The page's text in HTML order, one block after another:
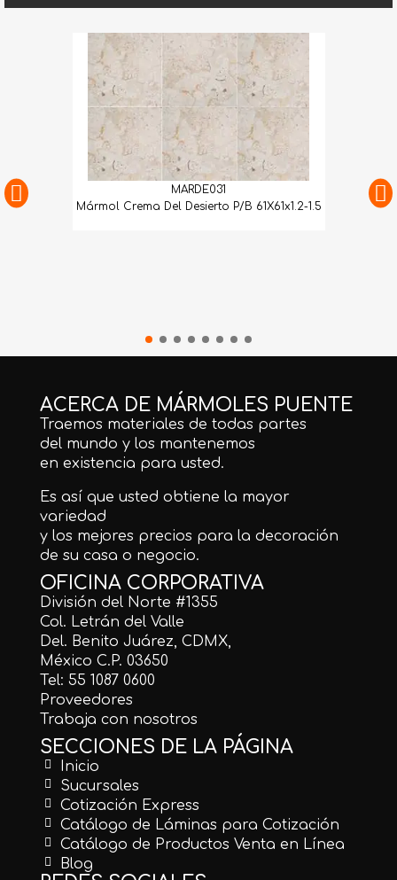
MARDE031
Mármol Crema Del Desierto P/B 61X61x1.2-1.5
ACERCA DE MÁRMOLES PUENTE
Traemos materiales de todas partes
del mundo y los mantenemos
en existencia para usted.
Es así que usted obtiene la mayor
variedad
y los mejores precios para la decoración
de su casa o negocio.
OFICINA CORPORATIVA
División del Norte #1355
Col. Letrán del Valle
Del. Benito Juárez, CDMX,
México C.P. 03650
Tel: 55 1087 0600
Proveedores
Trabaja con nosotros
SECCIONES DE LA PÁGINA
Inicio
Sucursales
Cotización Express
Catálogo de Láminas para Cotización
Catálogo de Productos Venta en Línea
Blog